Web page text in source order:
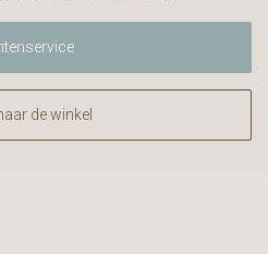
de winkel